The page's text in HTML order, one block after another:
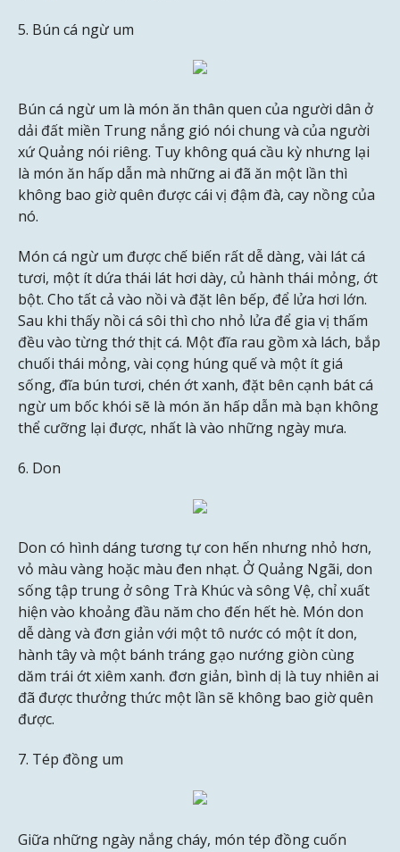
5. Bún cá ngừ um
Bún cá ngừ um là món ăn thân quen của người dân ở
dải đất miền Trung nắng gió nói chung và của người
xứ Quảng nói riêng. Tuy không quá cầu kỳ nhưng lại
là món ăn hấp dẫn mà những ai đã ăn một lần thì
không bao giờ quên được cái vị đậm đà, cay nồng của
nó.
Món cá ngừ um được chế biến rất dễ dàng, vài lát cá
tươi, một ít dứa thái lát hơi dày, củ hành thái mỏng, ớt
bột. Cho tất cả vào nồi và đặt lên bếp, để lửa hơi lớn.
Sau khi thấy nồi cá sôi thì cho nhỏ lửa để gia vị thấm
đều vào từng thớ thịt cá. Một đĩa rau gồm xà lách, bắp
chuối thái mỏng, vài cọng húng quế và một ít giá
sống, đĩa bún tươi, chén ớt xanh, đặt bên cạnh bát cá
ngừ um bốc khói sẽ là món ăn hấp dẫn mà bạn không
thể cưỡng lại được, nhất là vào những ngày mưa.
6. Don
Don có hình dáng tương tự con hến nhưng nhỏ hơn,
vỏ màu vàng hoặc màu đen nhạt. Ở Quảng Ngãi, don
sống tập trung ở sông Trà Khúc và sông Vệ, chỉ xuất
hiện vào khoảng đầu năm cho đến hết hè. Món don
dễ dàng và đơn giản với một tô nước có một ít don,
hành tây và một bánh tráng gạo nướng giòn cùng
dăm trái ớt xiêm xanh. đơn giản, bình dị là tuy nhiên ai
đã được thưởng thức một lần sẽ không bao giờ quên
được.
7. Tép đồng um
Giữa những ngày nắng cháy, món tép đồng cuốn